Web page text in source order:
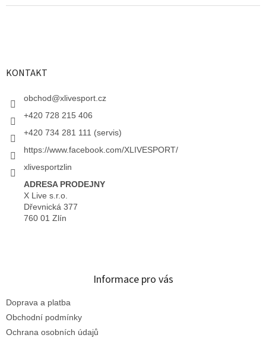
KONTAKT
obchod@xlivesport.cz
+420 728 215 406
+420 734 281 111 (servis)
https://www.facebook.com/XLIVESPORT/
xlivesportzlin
ADRESA PRODEJNY
X Live s.r.o.
Dřevnická 377
760 01 Zlín
Informace pro vás
Doprava a platba
Obchodní podmínky
Ochrana osobních údajů